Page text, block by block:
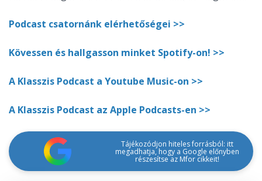
Podcast csatornánk elérhetőségei >>
Kövessen és hallgasson minket Spotify-on! >>
A Klasszis Podcast a Youtube Music-on >>
A Klasszis Podcast az Apple Podcasts-en >>
Tájékozódjon hiteles forrásból: itt
megadhatja, hogy a Google előnyben
részesítse az Mfor cikkeit!